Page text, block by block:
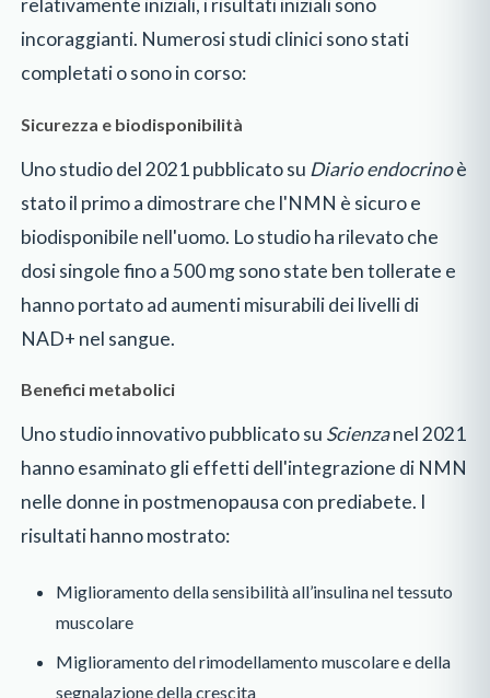
relativamente iniziali, i risultati iniziali sono
incoraggianti. Numerosi studi clinici sono stati
completati o sono in corso:
Sicurezza e biodisponibilità
Uno studio del 2021 pubblicato su Diario endocrinoè
stato il primo a dimostrare che l'NMN è sicuro e
biodisponibile nell'uomo. Lo studio ha rilevato che
dosi singole fino a 500 mg sono state ben tollerate e
hanno portato ad aumenti misurabili dei livelli di
NAD+ nel sangue.
Benefici metabolici
Uno studio innovativo pubblicato su Scienzanel 2021
hanno esaminato gli effetti dell'integrazione di NMN
nelle donne in postmenopausa con prediabete. I
risultati hanno mostrato:
Miglioramento della sensibilità all’insulina nel tessuto
muscolare
Miglioramento del rimodellamento muscolare e della
segnalazione della crescita